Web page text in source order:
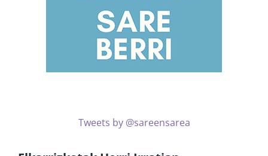
Tweets by @sareensarea